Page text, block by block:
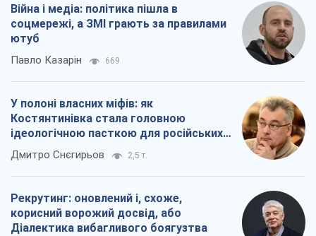
Війна і медіа: політика пішла в
соцмережі, а ЗМІ грають за правилами
ютуб
Павло Казарін 669
У полоні власних міфів: як
Костянтинівка стала головною
ідеологічною пасткою для російських
окупантів
Дмитро Снєгирьов 2,5 т.
Рекрутинг: оновлений і, схоже,
корисний ворожий досвід, або
Діалектика вибагливого боягузтва